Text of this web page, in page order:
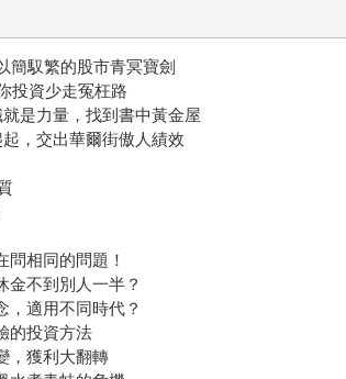
簡馭繁的股市青冥寶劍
投資少走冤枉路
是力量，找到書中黃金屋
，交出華爾街傲人績效
問相同的問題！
金不到別人一半？
，適用不同時代？
的投資方法
，獲利大翻轉